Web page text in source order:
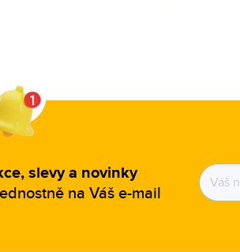
slevy a novinky
na Váš e-mail